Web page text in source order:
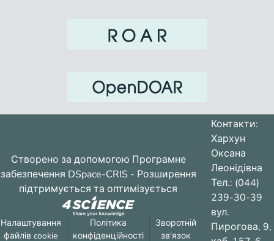
Створено за допомогою Програмне
забезпечення DSpace-CRIS - Розширення
підтримується та оптимізується
Налаштування
файлів cookie
Політика
конфіденційності
Зворотній
зв'язок
Контакти:
Хархун
Оксана
Леонідівна
Тел.: (044)
239-30-39
вул.
Пирогова, 9,